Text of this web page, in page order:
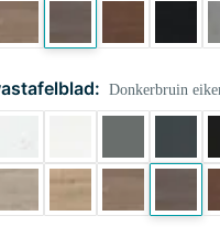
Donkerbruin